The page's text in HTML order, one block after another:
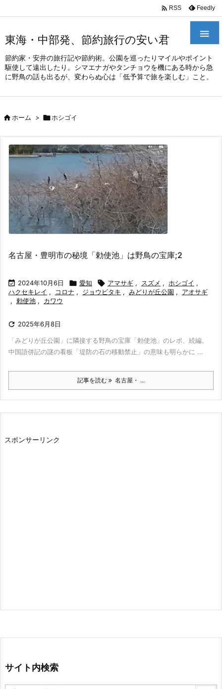
東海・中部発、節約旅行の安い君
節約家・安井の旅行記や節約術。公園を巡ったりマイルやポイント
駆使して遠出したり。シマエナガやタンチョウを機にある時から急
に野鳥の話も出るが、変わらぬ心は「低予算で旅を楽しむ」こと。

 RSS Feedly
ホーム > ホシゴイ
名古屋・豊明市の秘境「勅使池」は野鳥の宝庫;2
 2024年10月6日  愛知  アマサギ , スズメ , ホシゴイ ,
ハクセキレイ , コロナ , ジョウビタキ , みどりが丘公園 ,
アオサギ
, 勅使池 , カワウ
 2025年6月8日
「みどりが丘公園」に隣接する野鳥の宝庫「勅使池」のレポ、続編。
中国語併記の謎の看板「堤防の石の移動禁止」の意味も明らかに ...
記事を読む 名古屋・ ...
スポンサーリンク
サイト内検索